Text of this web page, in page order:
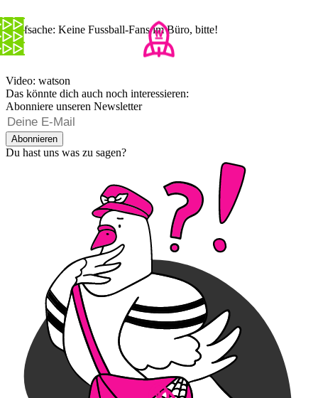
Chefsache: Keine Fussball-Fans im Büro, bitte!
Video: watson
Das könnte dich auch noch interessieren:
Abonniere unseren Newsletter
Abonnieren
Du hast uns was zu sagen?